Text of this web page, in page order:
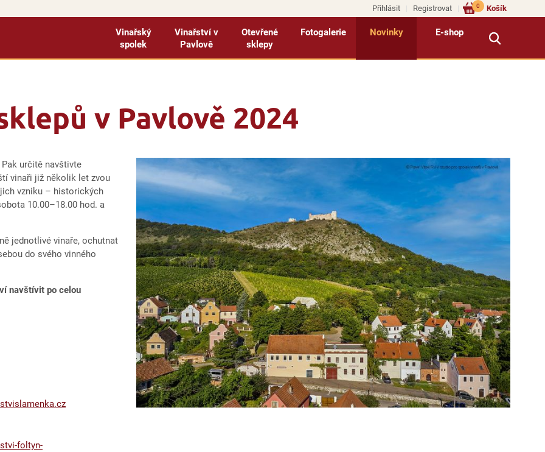
Přihlásit Registrovat Košík
0
Vinařský
spolek
Vinařství v
Pavlově
Otevřené
sklepy
Fotogalerie Novinky E-shop
v Pavlově 2024
Pak určitě navštivte
vinaři již několik let zvou
vzniku – historických
10.00–18.00 hod. a
jednotlivé vinaře, ochutnat
do svého vinného
navštívit po celou
foltyn-